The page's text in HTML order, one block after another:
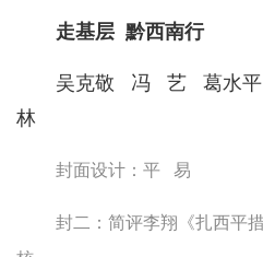
走基层 黔西南行
吴克敬 冯 艺 葛水
林
封面设计：平 易
封二：简评李翔《扎西平